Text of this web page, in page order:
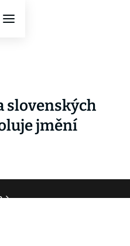
slovenských
jmění